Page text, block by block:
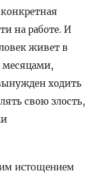
на работе. И
живет в
месяцами,
ходить
свою злость,
истощением